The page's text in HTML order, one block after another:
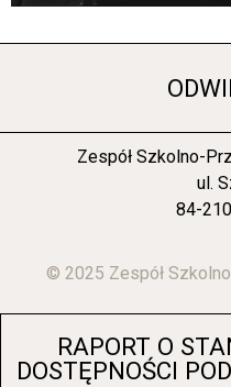
Zespół Szkolno-
ul.
84-
© 2025 Zespół
RAPORT O
DOSTĘPNOŚCI